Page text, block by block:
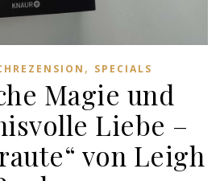
, SPECIALS
Magie und
Liebe –
von Leigh